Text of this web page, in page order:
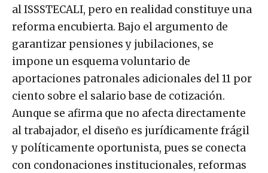
al ISSSTECALI, pero en realidad constituye una
reforma encubierta. Bajo el argumento de
garantizar pensiones y jubilaciones, se
impone un esquema voluntario de
aportaciones patronales adicionales del 11 por
ciento sobre el salario base de cotización.
Aunque se afirma que no afecta directamente
al trabajador, el diseño es jurídicamente frágil
y políticamente oportunista, pues se conecta
con condonaciones institucionales, reformas